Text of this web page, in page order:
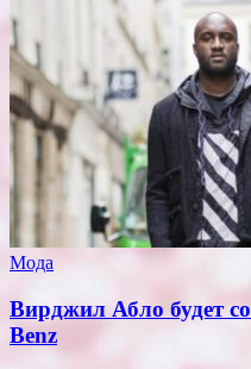
Мода
Вирджил Абло будет
Benz